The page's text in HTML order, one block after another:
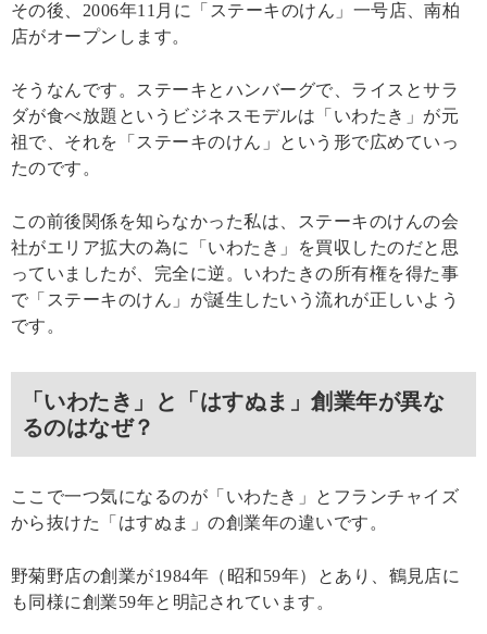
その後、2006年11月に「ステーキのけん」一号店、南柏
店がオープンします。
そうなんです。ステーキとハンバーグで、ライスとサラ
ダが食べ放題というビジネスモデルは「いわたき」が元
祖で、それを「ステーキのけん」という形で広めていっ
たのです。
この前後関係を知らなかった私は、ステーキのけんの会
社がエリア拡大の為に「いわたき」を買収したのだと思
っていましたが、完全に逆。いわたきの所有権を得た事
で「ステーキのけん」が誕生したいう流れが正しいよう
です。
「いわたき」と「はすぬま」創業年が異な
るのはなぜ？
ここで一つ気になるのが「いわたき」とフランチャイズ
から抜けた「はすぬま」の創業年の違いです。
野菊野店の創業が1984年（昭和59年）とあり、鶴見店に
も同様に創業59年と明記されています。